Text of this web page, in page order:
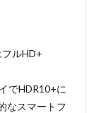
ルHD+
でHDR10+に
なスマートフ